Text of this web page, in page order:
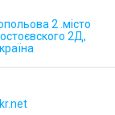
2 .місто
2Д,